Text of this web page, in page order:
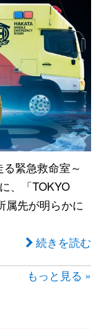
緊急救命室～
、「TOKYO
属先が明らかに
続きを読む
もっと見る »